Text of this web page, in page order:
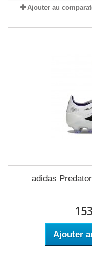
Ajouter au
adidas
Ajouter